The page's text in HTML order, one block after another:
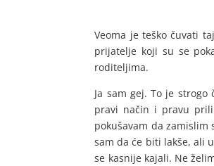
Veoma je teško čuvati
prijatelje koji su se
roditeljima.
Ja sam gej. To je
pravi način i pravu
pokušavam da
sam da će biti lakše, ali
se kasnije kajali. Ne